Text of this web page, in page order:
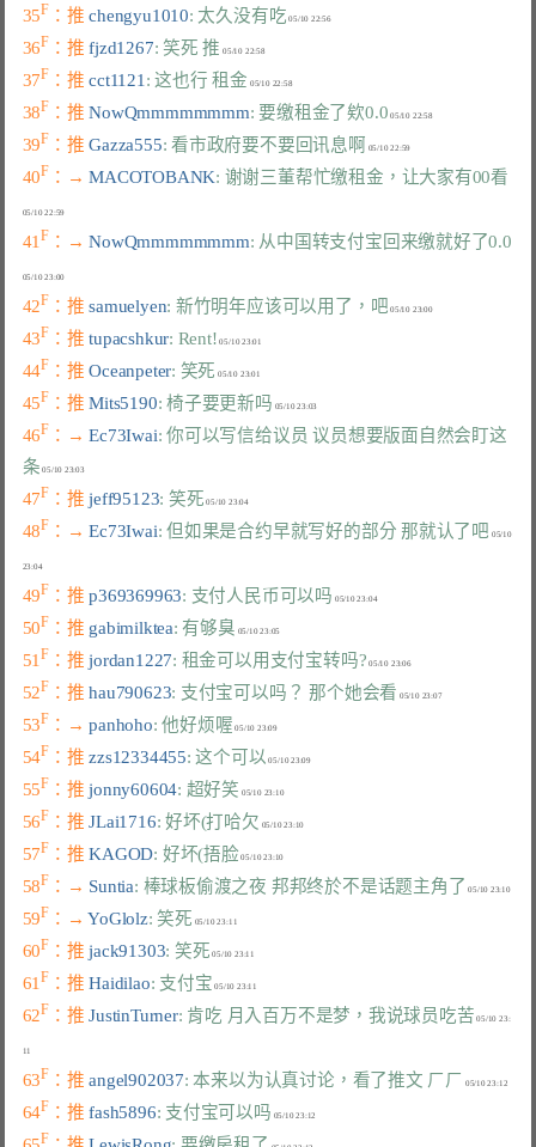
35F ：推 chengyu1010: 太久没有吃 05/10 22:56
36F ：推 fjzd1267: 笑死 推 05/10 22:58
37F ：推 cct1121 : 这也行 租金 05/10 22:58
38F ：推 NowQmmmmmmmm: 要缴租金了欸0.0 05/10 22:58
39F ：推 Gazza555: 看市政府要不要回讯息啊
40F ：→ MACOTOBANK: 谢谢三董帮忙缴租金，让大家有00看
41F ：→ NowQmmmmmmmm: 从中国转支付宝回来缴就好了0.0
42F ：推 samuelyen: 新竹明年应该可以用了，吧 05/10 23:00
43F ：推 tupacshkur: Rent!
44F ：推 Oceanpeter: 笑死
45F ：推 Mits5190: 椅子要更新吗
46F ：→ Ec73Iwai: 你可以写信给议员 议员想要版面自然会盯这
条
05/10 23:03
47F ：推 jeff95123: 笑死 05/10 23:04
48F ：→ Ec73Iwai: 但如果是合约早就写好的部分 那就认了吧 05/10
23:04
49F ：推 p369369963: 支付人民币可以吗 05/10 23:04
50F ：推 gabimilktea: 有够臭
51F ：推 jordan1227: 租金可以用支付宝转吗? 05/10 23:06
52F ：推 hau790623: 支付宝可以吗？ 那个她会看 05/10 23:07
53F ：→ panhoho: 他好烦喔 05/10 23:09
54F ：推 zzs12334455: 这个可以
55F ：推 jonny60604: 超好笑 05/10 23:10
56F ：推 JLai1716: 好坏(打哈欠
57F ：推 KAGOD: 好坏(捂脸
58F ：→ Suntia: 棒球板偷渡之夜 邦邦终於不是话题主角了 05/10 23:10
59F ：→ YoGlolz: 笑死
60F ：推 jack91303: 笑死
61F ：推 Haidilao: 支付宝
62F ：推 JustinTurner: 肯吃 月入百万不是梦，我说球员吃苦 05/10 23:
63F ：推 angel902037: 本来以为认真讨论，看了推文 ㄏㄏ
64F ：推 fash5896: 支付宝可以吗
F